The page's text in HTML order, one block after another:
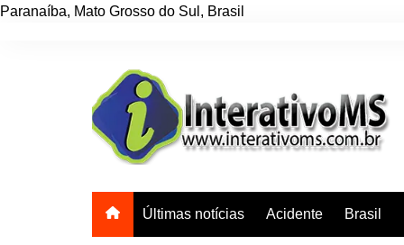
Paranaíba, Mato Grosso do Sul , Brasil
Últimas notícias Acidente Brasil